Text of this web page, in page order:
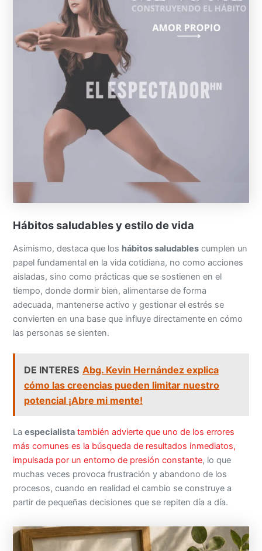
Hábitos saludables y estilo de vida
Asimismo, destaca que los hábitos saludables
papel fundamental en la vida cotidiana, no como acciones
aisladas, sino como prácticas que se sostienen en el
tiempo, donde dormir bien, alimentarse de forma
adecuada, mantenerse activo y gestionar el estrés se
convierten en una base que influye directamente en cómo
las personas se sienten.
DE INTERES
potencial ¡Abre mi mente!
Laespecialista también advierte que uno de los errores
más comunes es la búsqueda de resultados inmediatos,
impulsada por un entorno de presión constante, lo que
muchas veces provoca frustración y abandono de los
procesos, cuando en realidad el cambio se construye a
partir de pequeñas decisiones que se repiten día a día.